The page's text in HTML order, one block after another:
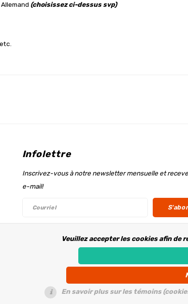
(choisissez ci-dessus svp)
Infolettre
Inscrivez-vous à notre newsletter mensuelle et
e-mail!
Suivez-nousVeuillez accepter les cookies afin de
En savoir plus sur les témoins